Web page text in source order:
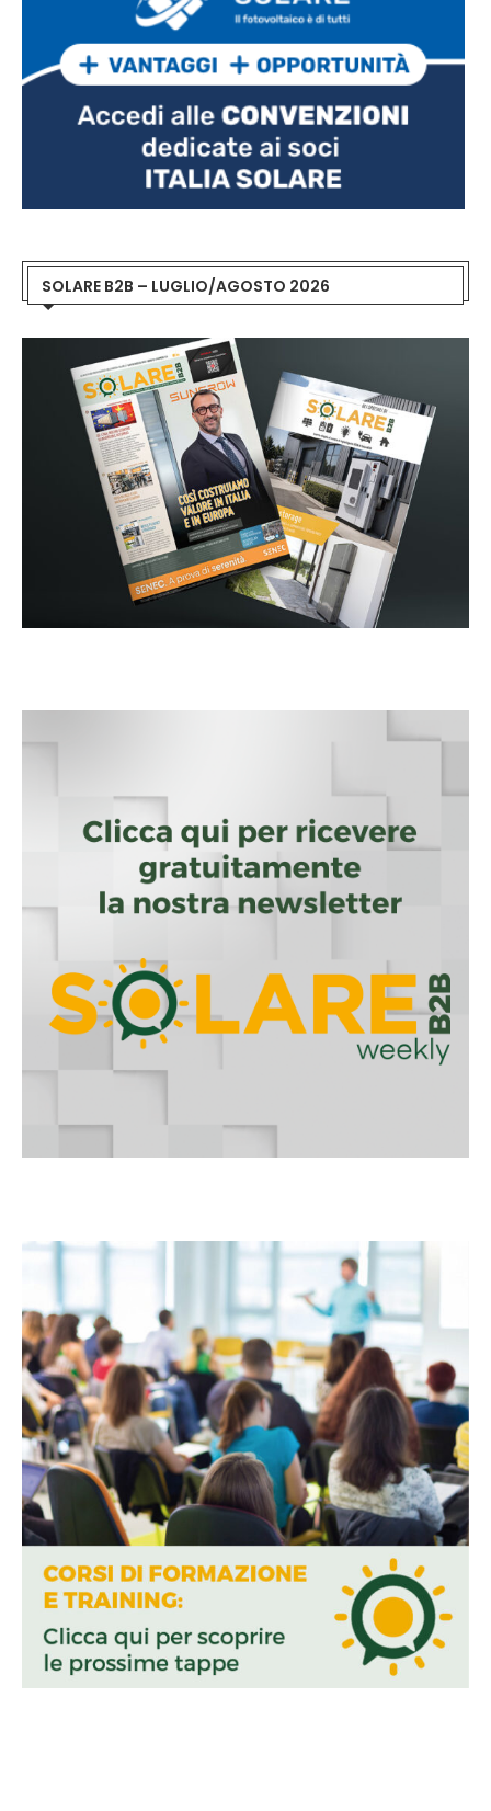
SOLARE B2B – LUGLIO/AGOSTO 2026